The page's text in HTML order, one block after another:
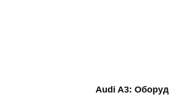
Audi A3: